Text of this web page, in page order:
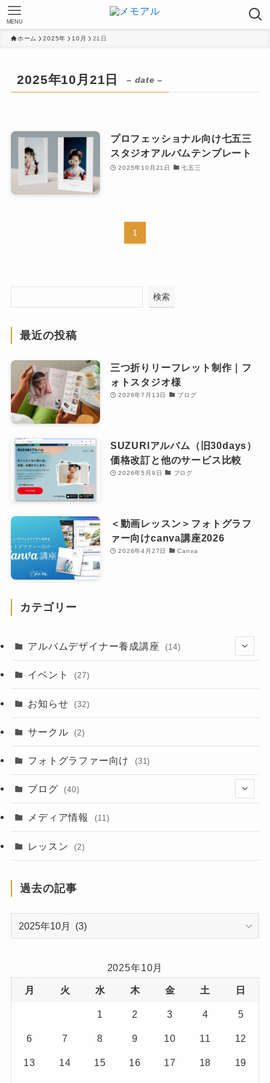
MENU
ホーム 2025年 10月 21日
2025年10月21日 – date –
プロフェッショナル向け七五三
スタジオアルバムテンプレート
2025年10月21日 七五三
1
検索
最近の投稿
三つ折りリーフレット制作｜フ
ォトスタジオ様
2026年7月13日 ブログ
SUZURIアルバム（旧30days）
価格改訂と他のサービス比較
2026年5月9日 ブログ
＜動画レッスン＞フォトグラフ
ァー向けcanva講座2026
2026年4月27日 Canva
カテゴリー
アルバムデザイナー養成講座 (14)
イベント (27)
お知らせ (32)
サークル (2)
フォトグラファー向け (31)
ブログ (40)
(2)
(7)
(1)
(7)
メディア情報 (11)
レッスン (2)
過去の記事
過
事
2025年10月
月 火 水 木 金 土 日
1 2 3 4 5
6 7 8 9 10 11 12
13 14 15 16 17 18 19